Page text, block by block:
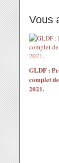
Vous
GLDF :
complet
2021.